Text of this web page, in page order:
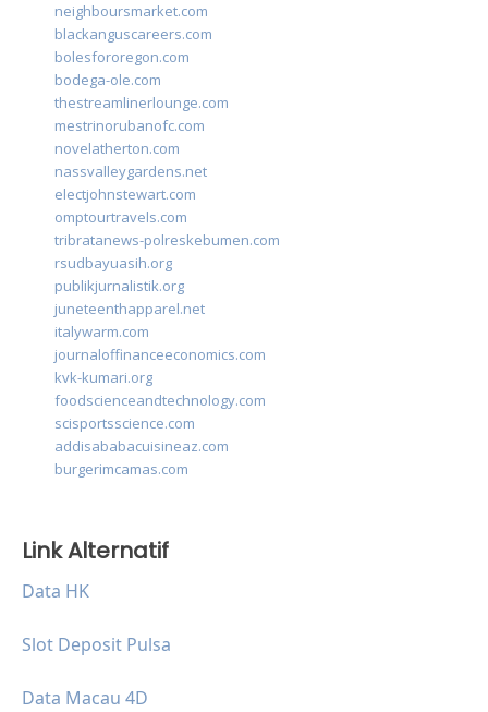
neighboursmarket.com
blackanguscareers.com
bolesfororegon.com
bodega-ole.com
thestreamlinerlounge.com
mestrinorubanofc.com
novelatherton.com
nassvalleygardens.net
electjohnstewart.com
omptourtravels.com
tribratanews-polreskebumen.com
rsudbayuasih.org
publikjurnalistik.org
juneteenthapparel.net
italywarm.com
journaloffinanceeconomics.com
kvk-kumari.org
foodscienceandtechnology.com
scisportsscience.com
addisababacuisineaz.com
burgerimcamas.com
Link Alternatif
Data HK
Slot Deposit Pulsa
Data Macau 4D